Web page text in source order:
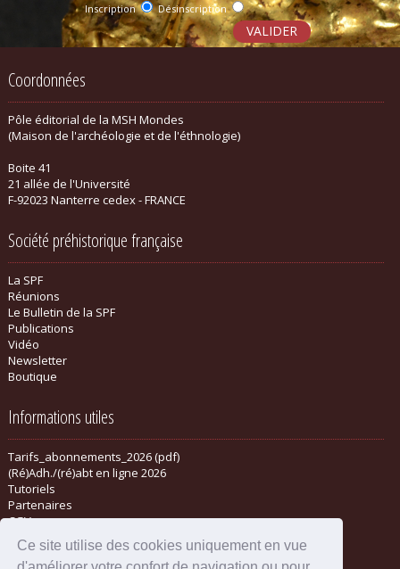
Ce site utilise des cookies uniquement en vue
Inscription Désinscription
Coordonnées
Pôle éditorial de la MSH Mondes
(Maison de l'archéologie et de l'éthnologie)
Boite 41
21 allée de l'Université
F-92023 Nanterre cedex - FRANCE
Société préhistorique française
La SPF
Réunions
Le Bulletin de la SPF
Publications
Vidéo
Newsletter
Boutique
Informations utiles
Tarifs_abonnements_2026 (pdf)
(Ré)Adh./(ré)abt en ligne 2026
Tutoriels
Partenaires
CGV